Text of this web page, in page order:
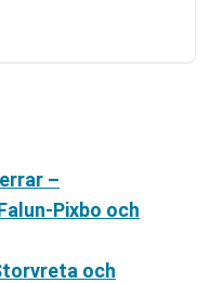
–
Pixbo och
och